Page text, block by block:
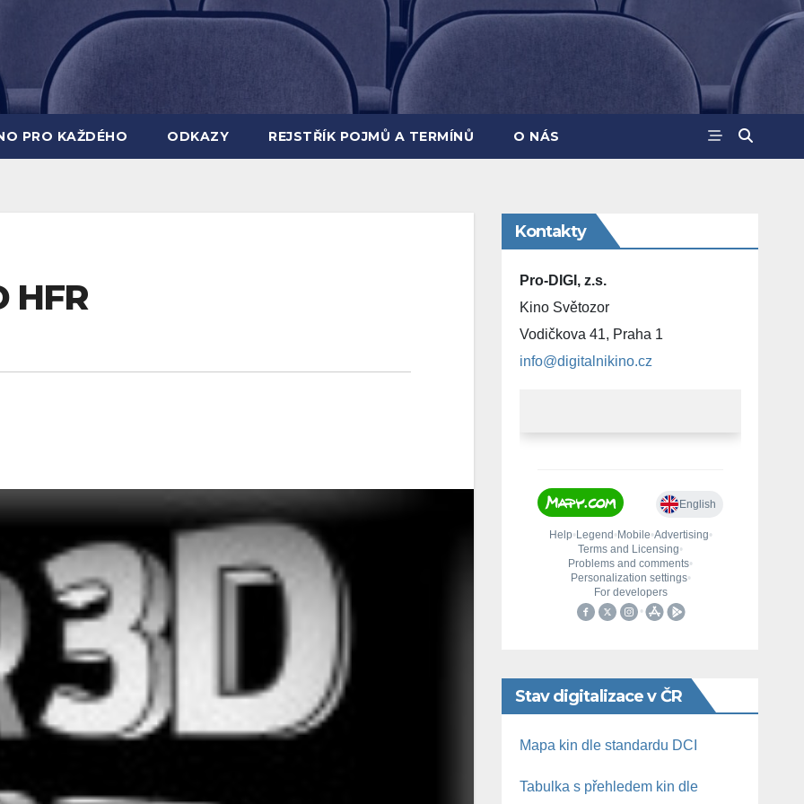
PRO KAŽDÉHO ODKAZY REJSTŘÍK POJMŮ A TERMÍNŮ O NÁS
HFR
Kontakty
Pro-DIGI, z.s.
Kino Světozor
Vodičkova 41, Praha 1
info@digitalnikino.cz
Stav digitalizace v ČR
Mapa kin dle standardu DCI
Tabulka s přehledem kin dle